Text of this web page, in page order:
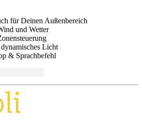
für Deinen Außenbereich
und Wetter
Licht
& Sprachbefehl